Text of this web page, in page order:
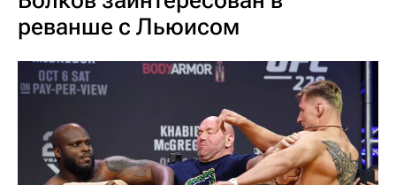
реванше с Льюисом